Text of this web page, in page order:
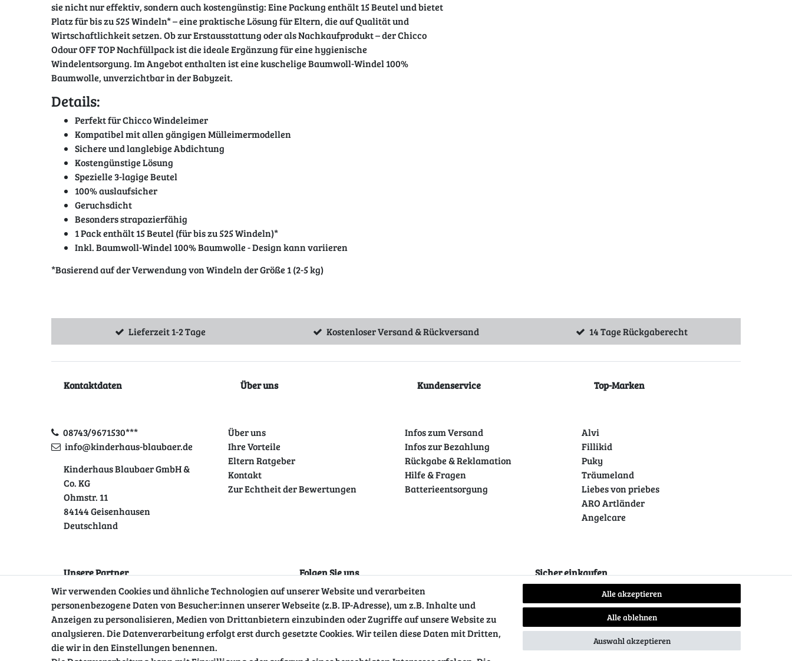
sie nicht nur effektiv, sondern auch kostengünstig: Eine Packung enthält 15 Beutel und bietet
Platz für bis zu 525 Windeln* – eine praktische Lösung für Eltern, die auf Qualität und
Wirtschaftlichkeit setzen. Ob zur Erstausstattung oder als Nachkaufprodukt – der Chicco
Odour OFF TOP Nachfüllpack ist die ideale Ergänzung für eine hygienische
Windelentsorgung. Im Angebot enthalten ist eine kuschelige Baumwoll-Windel 100%
Baumwolle, unverzichtbar in der Babyzeit.
Details:
Perfekt für Chicco Windeleimer
Kompatibel mit allen gängigen Mülleimermodellen
Sichere und langlebige Abdichtung
Kostengünstige Lösung
Spezielle 3-lagige Beutel
100% auslaufsicher
Geruchsdicht
Besonders strapazierfähig
1 Pack enthält 15 Beutel (für bis zu 525 Windeln)*
Inkl. Baumwoll-Windel 100% Baumwolle - Design kann variieren
*Basierend auf der Verwendung von Windeln der Größe 1 (2-5 kg)
Lieferzeit 1-2 Tage Kostenloser Versand & Rückversand 14 Tage Rückgaberecht
Kontaktdaten
08743/9671530***
info@kinderhaus-blaubaer.de
Kinderhaus Blaubaer GmbH &
Co. KG
Ohmstr. 11
84144 Geisenhausen
Deutschland
Über uns
Über uns
Ihre Vorteile
Eltern Ratgeber
Kontakt
Zur Echtheit der Bewertungen
Kundenservice
Infos zum Versand
Infos zur Bezahlung
Rückgabe & Reklamation
Hilfe & Fragen
Batterieentsorgung
Top-Marken
Alvi
Fillikid
Puky
Träumeland
Liebes von priebes
ARO Artländer
Angelcare
Unsere Partner Folgen Sie uns
Sicher einkaufen
Wir verwenden Cookies und ähnliche Technologien auf unserer Website und verarbeiten
personenbezogene Daten von Besucher:innen unserer Webseite (z.B. IP-Adresse), um z.B. Inhalte und
Anzeigen zu personalisieren, Medien von Drittanbietern einzubinden oder Zugriffe auf unsere Website zu
analysieren. Die Datenverarbeitung erfolgt erst durch gesetzte Cookies. Wir teilen diese Daten mit Dritten,
die wir in den Einstellungen benennen.
Alle akzeptieren
Alle ablehnen
Auswahl akzeptieren